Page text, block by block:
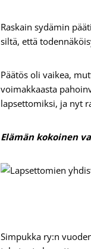
Raskain sydämin
siltä, että
Päätös oli vaikea,
voimakkaasta
lapsettomiksi, ja nyt
Elämän kokoinen
Simpukka ry:n